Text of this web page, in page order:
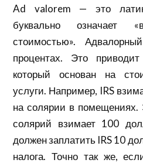
Ad valorem — это
буквально означает
стоимостью».
процентах. Это
который основан на
услуги. Например, IRS
на солярии в помещениях.
солярий взимает 100
должен заплатить IRS 10
налога. Точно так же,